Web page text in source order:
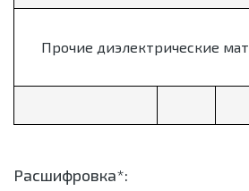
Прочие диэлектрические
Расшифровка*: